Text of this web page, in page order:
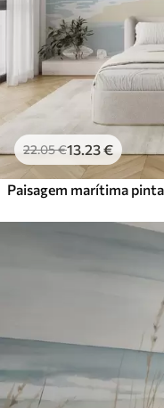
Vinil Premium
65.0039.00 €/m²
Peel and Stick
81.6749.00€/m²
22.05€13 .23€